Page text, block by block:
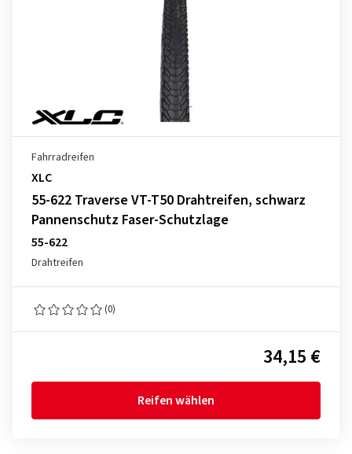
Fahrradreifen
XLC
55-622 Traverse VT-T50 Drahtreifen, schwarz
Pannenschutz Faser-Schutzlage
55-622
Drahtreifen
(0)
34,15 €
Reifen wählen